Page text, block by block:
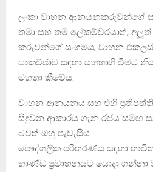
ලංකා වාහන ආනයනකරුවන්ගේ
තමා සහ තම ලේකම්වරයාත්,
කරුවන්ගේ සංගමය, වාහන
සාකච්ඡාව සඳහා සහභාගි වීමට
මහතා කීවේය.
වාහන ආනයනය සහ එහි
සිදුවන ආකාරය ගැන රජය සමඟ
බවත් ඔහු පැවැසීය.
පෞද්ගලික පරිහරණය සඳහා
භාණ්ඩ ප්‍රවාහනයට යොදා